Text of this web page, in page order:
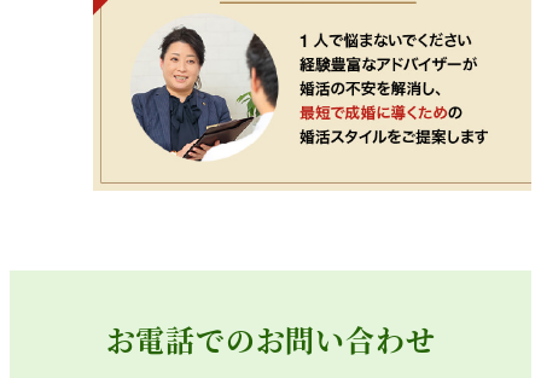
お電話でのお問い合わせ